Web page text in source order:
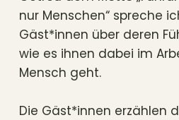
nur Menschen“ spreche
Gäst*innen über deren
wie es ihnen dabei im
Mensch geht.
Die Gäst*innen erzählen